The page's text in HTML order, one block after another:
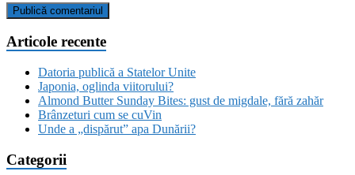
Articole recente
Datoria publică a Statelor Unite
Japonia, oglinda viitorului?
Almond Butter Sunday Bites: gust de migdale, fără zahăr
Brânzeturi cum se cuVin
Unde a „dispărut” apa Dunării?
Categorii